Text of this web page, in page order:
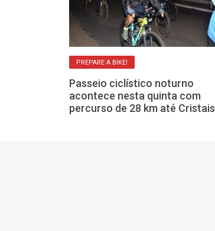
PREPARE A BIKE!
Passeio ciclístico noturno
acontece nesta quinta com
percurso de 28 km até Cristais